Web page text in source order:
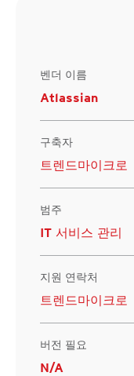
벤더 이름
Atlassian
구축자
트렌드마이크로
범주
IT 서비스 관리
지원 연락처
트렌드마이크로
버전 필요
N/A